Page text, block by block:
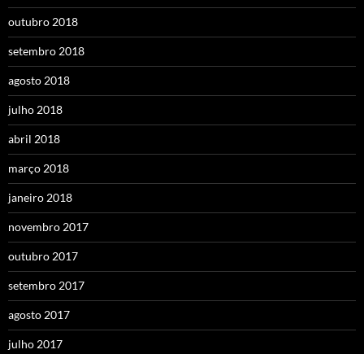
outubro 2018
setembro 2018
agosto 2018
julho 2018
abril 2018
março 2018
janeiro 2018
novembro 2017
outubro 2017
setembro 2017
agosto 2017
julho 2017